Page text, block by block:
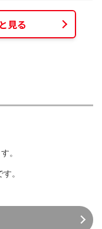
見る
。
。